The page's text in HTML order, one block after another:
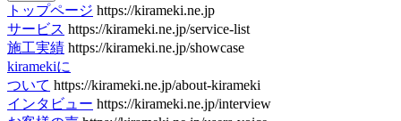
トップページ https://kirameki.ne.jp
サービス https://kirameki.ne.jp/service-list
施工実績 https://kirameki.ne.jp/showcase
kiramekiに
ついて https://kirameki.ne.jp/about-kirameki
インタビュー https://kirameki.ne.jp/interview